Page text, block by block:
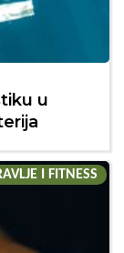
u
I FITNESS